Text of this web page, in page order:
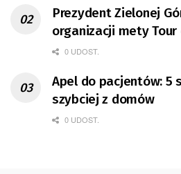
Prezydent Zielonej
organizacji mety Tour
0 UDOST.
Apel do pacjentów: 5
szybciej z domów
0 UDOST.